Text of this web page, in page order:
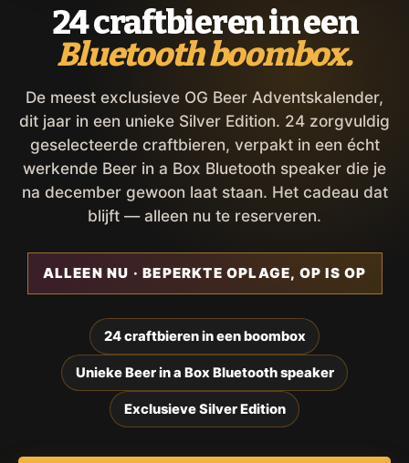
24 craftbieren in een
Bluetooth boombox.
De meest exclusieve OG Beer Adventskalender,
dit jaar in een unieke Silver Edition. 24 zorgvuldig
geselecteerde craftbieren, verpakt in een écht
werkende Beer in a Box Bluetooth speaker die je
na december gewoon laat staan. Het cadeau dat
blijft — alleen nu te reserveren.
ALLEEN NU · BEPERKTE OPLAGE, OP IS OP
24 craftbieren in een boombox
Unieke Beer in a Box Bluetooth speaker
Exclusieve Silver Edition